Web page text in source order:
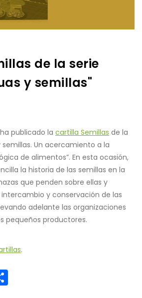
de la serie
y semillas"
publicado la cartilla Semillas de la
semillas. Un acercamiento a la
de alimentos”. En esta ocasión,
la historia de las semillas en la
que penden sobre ellas y
y conservación de las
adelante las organizaciones
pequeños productores.
.